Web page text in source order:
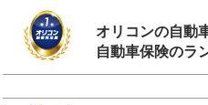
オリコンの自動
自動車保険のラ